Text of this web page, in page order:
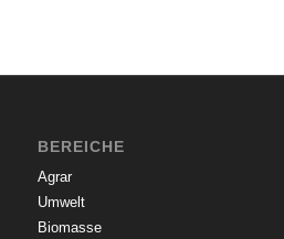
BEREICHE
Agrar
Umwelt
Biomasse